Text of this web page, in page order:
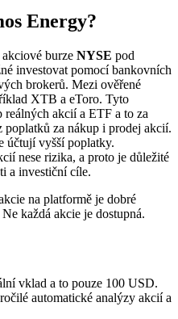
Energy?
burze NYSE pod
investovat pomocí bankovních
brokerů. Mezi ověřené
XTB a eToro. Tyto
akcií a ETF a to za
poplatků za nákup i prodej akcií.
účtují vyšší poplatky.
nese rizika, a proto je důležité
a investiční cíle.
na platformě je dobré
Ne každá akcie je dostupná.
vklad a to pouze 100 USD.
automatické analýzy akcií a